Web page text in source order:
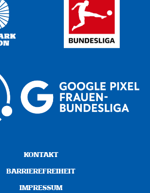
KONTAKT
BARRIEREFREIHEIT
IMPRESSUM